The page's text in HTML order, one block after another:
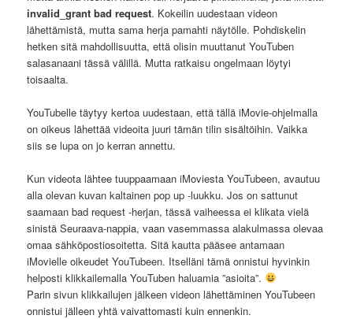
invalid_grant bad request. Kokeilin uudestaan videon
lähettämistä, mutta sama herja pamahti näytölle. Pohdiskelin
hetken sitä mahdollisuutta, että olisin muuttanut YouTuben
salasanaani tässä välillä. Mutta ratkaisu ongelmaan löytyi
toisaalta.
YouTubelle täytyy kertoa uudestaan, että tällä iMovie-ohjelmalla
on oikeus lähettää videoita juuri tämän tilin sisältöihin. Vaikka
siis se lupa on jo kerran annettu.
Kun videota lähtee tuuppaamaan iMoviesta YouTubeen, avautuu
alla olevan kuvan kaltainen pop up -luukku. Jos on sattunut
saamaan bad request -herjan, tässä vaiheessa ei klikata vielä
sinistä Seuraava-nappia, vaan vasemmassa alakulmassa olevaa
omaa sähköpostiosoitetta. Sitä kautta pääsee antamaan
iMovielle oikeudet YouTubeen. Itselläni tämä onnistui hyvinkin
helposti klikkailemalla YouTuben haluamia ”asioita”.
Parin sivun klikkailujen jälkeen videon lähettäminen YouTubeen
onnistui jälleen yhtä vaivattomasti kuin ennenkin.